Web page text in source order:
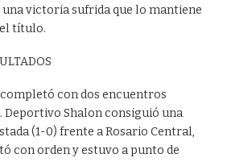
victoria sufrida que lo mantiene
título.
completó con dos encuentros
Deportivo Shalon consiguió una
(1-0) frente a Rosario Central,
con orden y estuvo a punto de